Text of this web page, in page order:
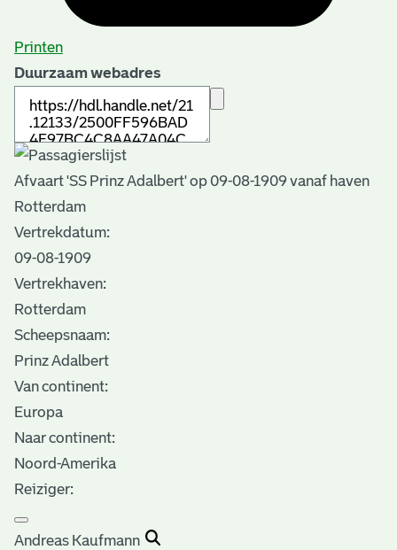
Printen
Duurzaam webadres
Afvaart 'SS Prinz Adalbert' op 09-08-1909 vanaf haven
Rotterdam
Vertrekdatum:
09-08-1909
Vertrekhaven:
Rotterdam
Scheepsnaam:
Prinz Adalbert
Van continent:
Europa
Naar continent:
Noord-Amerika
Reiziger:
Andreas Kaufmann